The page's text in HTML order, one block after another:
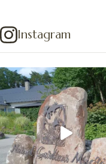
Instagram